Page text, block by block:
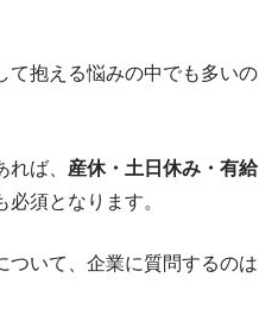
て抱える悩みの中でも多いの
ば、 産休・土日休み・有給
必須となります。
ついて、企業に質問するのは